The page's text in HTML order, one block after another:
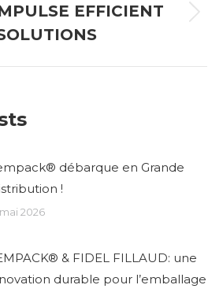
suivant
EFFICIENT
débarque en Grande
!
mai 2026
& FIDEL FILLAUD: une
durable pour l’emballage